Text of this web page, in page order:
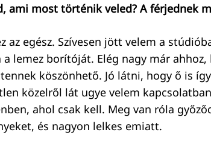
ami most történik veled? A férjednek
az egész. Szívesen jött velem a
lemez borítóját. Elég nagy már ahhoz,
köszönhető. Jó látni, hogy ő is
közelről lát ugye velem
ahol csak kell. Meg van róla
és nagyon lelkes emiatt.